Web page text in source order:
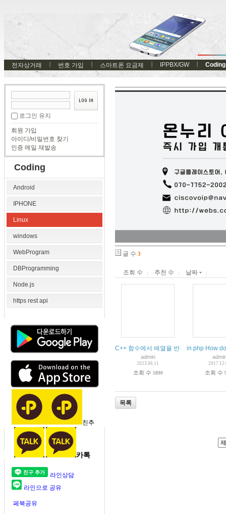
전자상거래 번호 가입 스마트폰 요금제 IPPBX/GW Coding
로그인 유지
회원 가입
아이디/비밀번호 찾기
인증 메일 재발송
Coding
Android
IPHONE
Linux
windows
WebProgram
DBProgramming
Node.js
https rest api
친추
카톡
라인상담
라인으로 공유
페북공유
글 수 3
조회 수 추천 수 날짜
C++ 함수에서 배열을 반환하는 방법
admin
2023.06.11
조회 수 5890
in php How
조회 수
목록